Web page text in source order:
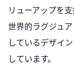
リューアップを支
世界的ラグジュ
しているデザイ
しています。